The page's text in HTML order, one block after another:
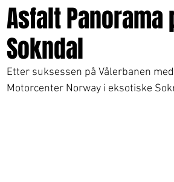
Asfalt
Sokndal
Etter suksessen på Vålerbanen
Motorcenter Norway i eksotiske